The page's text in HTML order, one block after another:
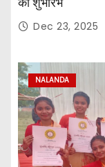
Dec 23, 2025
NALANDA